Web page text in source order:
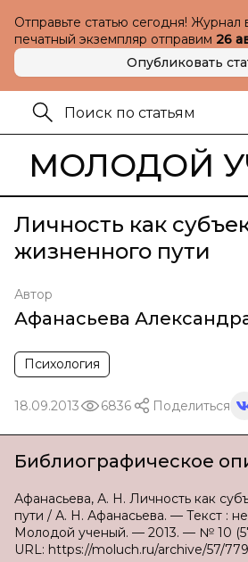
Отправьте статью сегодня! Журнал
печатный экземпляр отправим 26
Опубликовать
МОЛОДОЙ
Личность как
жизненного пути
Автор
Афанасьева
Психология
18.09.2013 6836 Поделиться
Библиографическое
Афанасьева, А. Н. Личность как
пути / А. Н. Афанасьева. — Текст :
Молодой ученый. — 2013. — № 10
URL: https://moluch.ru/archive/57/